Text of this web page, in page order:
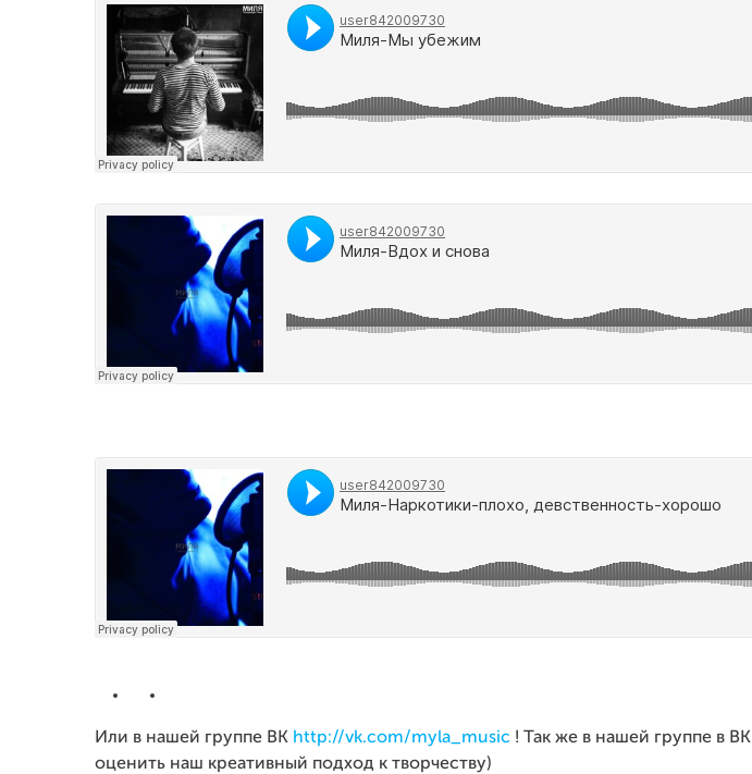
Или в нашей группе ВК http://vk.com/myla_music ! Так же в нашей группе в
оценить наш креативный подход к творчеству)